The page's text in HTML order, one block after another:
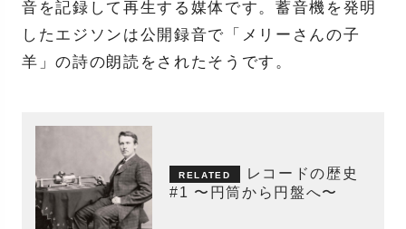
音を記録して再生する媒体です。蓄音機を発明
したエジソンは公開録音で「メリーさんの子
羊」の詩の朗読をされたそうです。
レコードの歴史
#1 〜円筒から円盤へ〜